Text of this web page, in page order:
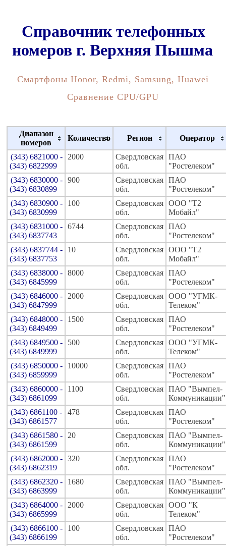
Справочник телефонных
номеров г. Верхняя Пышма
Смартфоны Honor, Redmi, Samsung, Huawei
Сравнение CPU/GPU
Диапазон
номеров
Количество Регион Оператор
(343) 6821000 -
(343) 6822999
2000
Свердловская
обл.
ПАО
"Ростелеком"
(343) 6830000 -
(343) 6830899
900
Свердловская
обл.
ПАО
"Ростелеком"
(343) 6830900 -
(343) 6830999
100
Свердловская
обл.
ООО "Т2
Мобайл"
(343) 6831000 -
(343) 6837743
6744
Свердловская
обл.
ПАО
"Ростелеком"
(343) 6837744 -
(343) 6837753
10
Свердловская
обл.
ООО "Т2
Мобайл"
(343) 6838000 -
(343) 6845999
8000
Свердловская
обл.
ПАО
"Ростелеком"
(343) 6846000 -
(343) 6847999
2000
Свердловская
обл.
ООО "УГМК-
Телеком"
(343) 6848000 -
(343) 6849499
1500
Свердловская
обл.
ПАО
"Ростелеком"
(343) 6849500 -
(343) 6849999
500
Свердловская
обл.
ООО "УГМК-
Телеком"
(343) 6850000 -
(343) 6859999
10000
Свердловская
обл.
ПАО
"Ростелеком"
(343) 6860000 -
(343) 6861099
1100
Свердловская
обл.
ПАО "Вымпел-
Коммуникации"
(343) 6861100 -
(343) 6861577
478
Свердловская
обл.
ПАО
"Ростелеком"
(343) 6861580 -
(343) 6861599
20
Свердловская
обл.
ПАО "Вымпел-
Коммуникации"
(343) 6862000 -
(343) 6862319
320
Свердловская
обл.
ПАО
"Ростелеком"
(343) 6862320 -
(343) 6863999
1680
Свердловская
обл.
ПАО "Вымпел-
Коммуникации"
(343) 6864000 -
(343) 6865999
2000
Свердловская
обл.
ООО "К
Телеком"
(343) 6866100 -
(343) 6866199
100
Свердловская
обл.
ПАО
"Ростелеком"